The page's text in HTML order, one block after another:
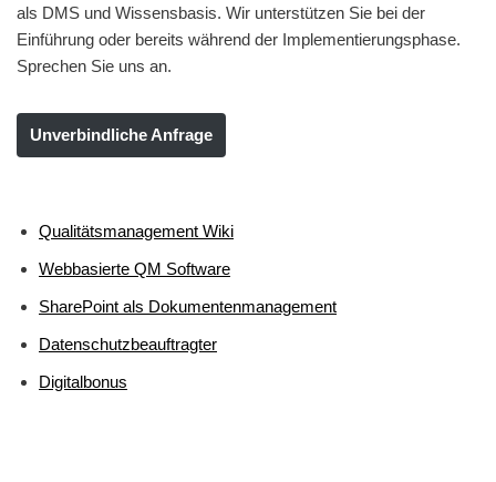
als DMS und Wissensbasis. Wir unterstützen Sie bei der
Einführung oder bereits während der Implementierungsphase.
Sprechen Sie uns an.
Unverbindliche Anfrage
Qualitätsmanagement Wiki
Webbasierte QM Software
SharePoint als Dokumentenmanagement
Datenschutzbeauftragter
Digitalbonus